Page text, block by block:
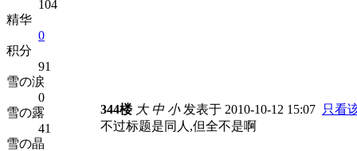
104
精华
0
积分
91
雪の涙
0
雪の露
41
雪の晶
344楼 大 中 小发表于 2010-10-12 15:07 只看
不过标题是同人,但全不是啊